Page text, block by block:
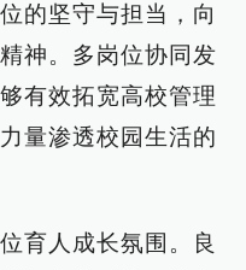
的坚守与担当，向
神。多岗位协同发
有效拓宽高校管理
量渗透校园生活的
育人成长氛围。良